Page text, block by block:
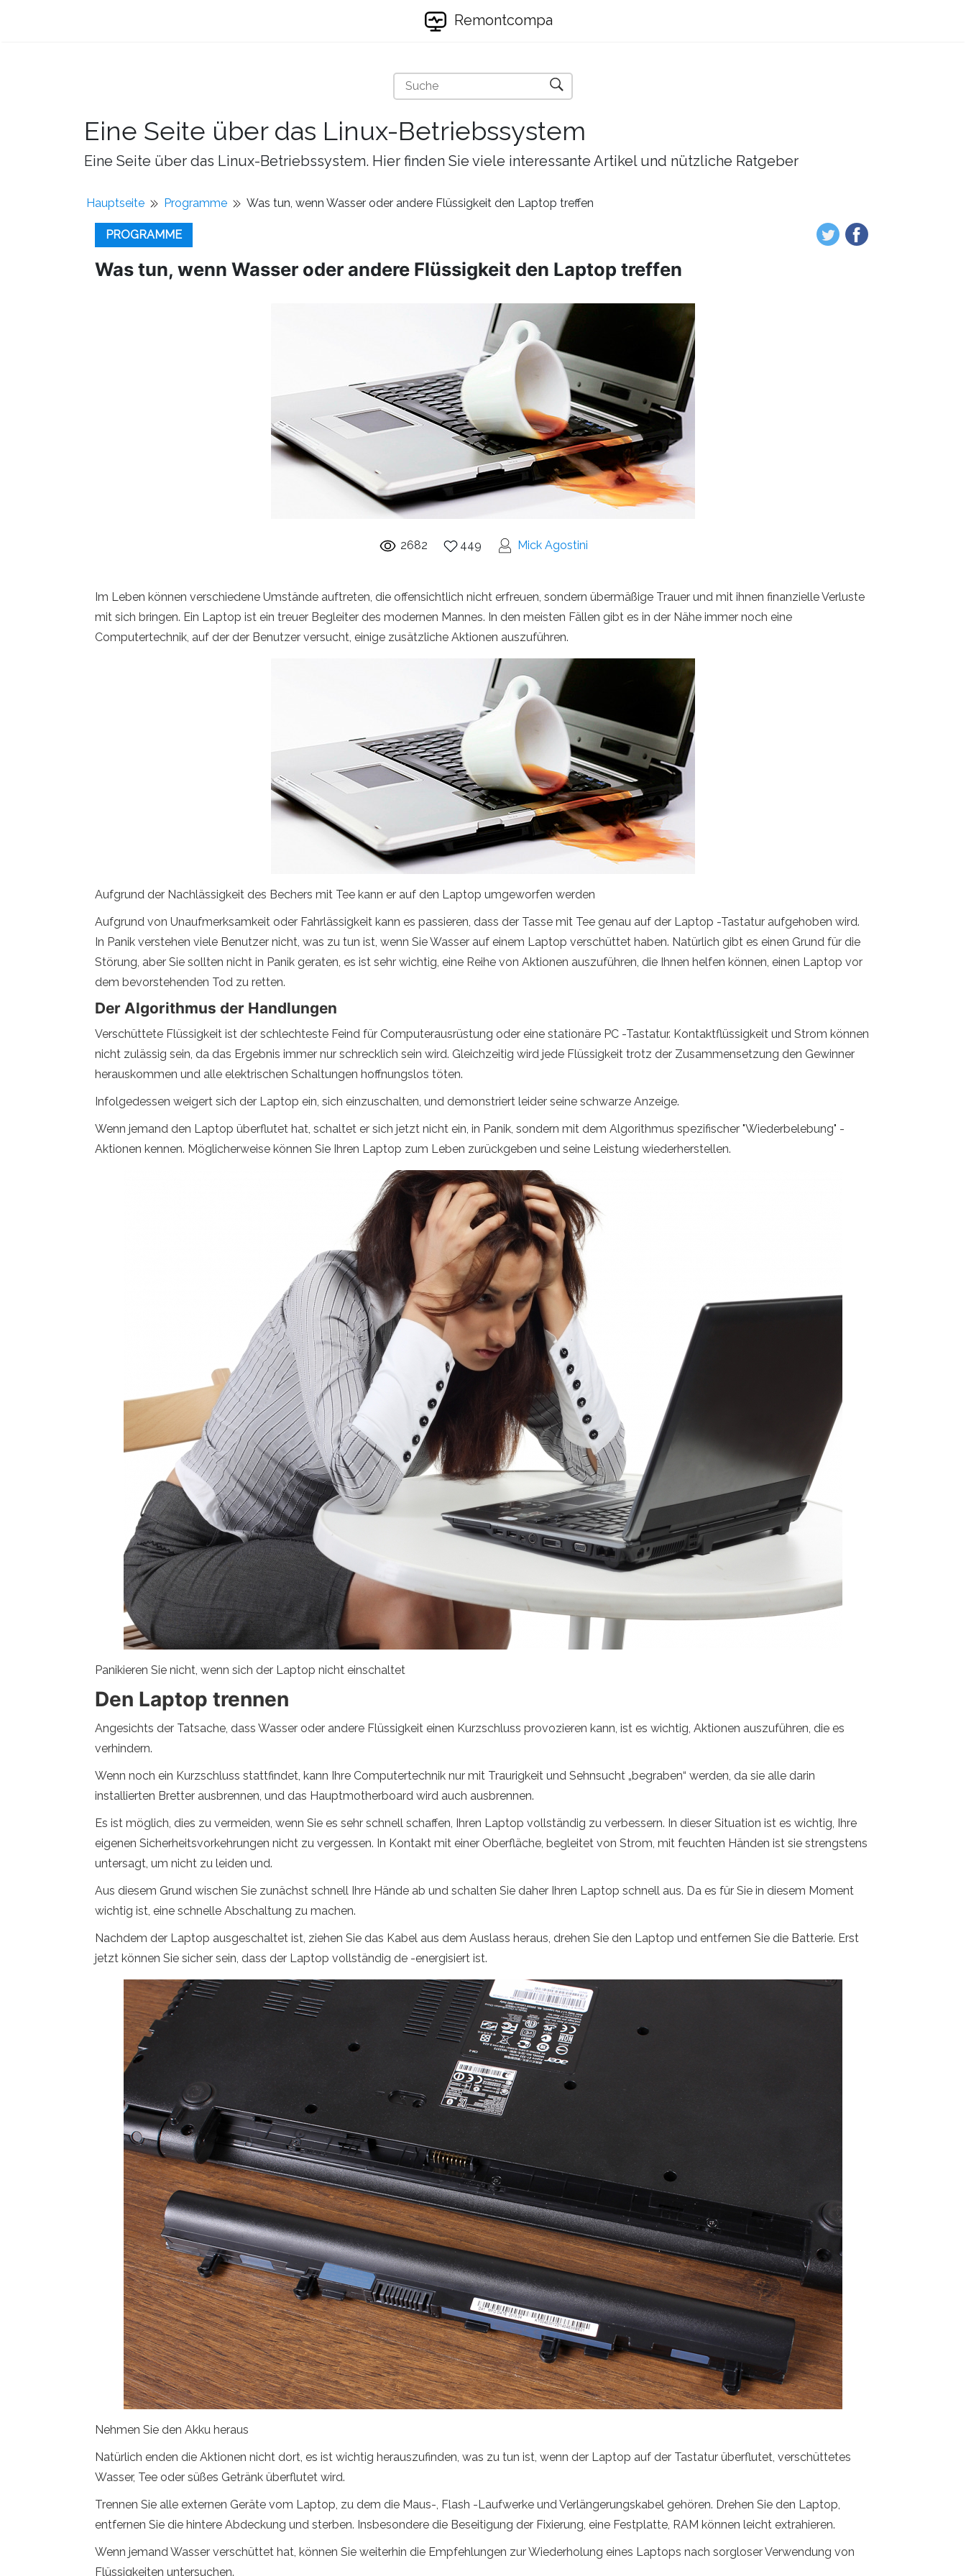
Remontcompa
Eine Seite über das Linux-Betriebssystem
Eine Seite über das Linux-Betriebssystem. Hier finden Sie viele interessante Artikel und nützliche Ratgeber
Hauptseite Programme Was tun, wenn Wasser oder andere Flüssigkeit den Laptop treffen
PROGRAMME
Was tun, wenn Wasser oder andere Flüssigkeit den Laptop treffen
2682 449 Mick Agostini
Im Leben können verschiedene Umstände auftreten, die offensichtlich nicht erfreuen, sondern übermäßige Trauer und mit ihnen finanzielle Verluste
mit sich bringen. Ein Laptop ist ein treuer Begleiter des modernen Mannes. In den meisten Fällen gibt es in der Nähe immer noch eine
Computertechnik, auf der der Benutzer versucht, einige zusätzliche Aktionen auszuführen.
Aufgrund der Nachlässigkeit des Bechers mit Tee kann er auf den Laptop umgeworfen werden
Aufgrund von Unaufmerksamkeit oder Fahrlässigkeit kann es passieren, dass der Tasse mit Tee genau auf der Laptop -Tastatur aufgehoben wird.
In Panik verstehen viele Benutzer nicht, was zu tun ist, wenn Sie Wasser auf einem Laptop verschüttet haben. Natürlich gibt es einen Grund für die
Störung, aber Sie sollten nicht in Panik geraten, es ist sehr wichtig, eine Reihe von Aktionen auszuführen, die Ihnen helfen können, einen Laptop vor
dem bevorstehenden Tod zu retten.
Der Algorithmus der Handlungen
Verschüttete Flüssigkeit ist der schlechteste Feind für Computerausrüstung oder eine stationäre PC -Tastatur. Kontaktflüssigkeit und Strom können
nicht zulässig sein, da das Ergebnis immer nur schrecklich sein wird. Gleichzeitig wird jede Flüssigkeit trotz der Zusammensetzung den Gewinner
herauskommen und alle elektrischen Schaltungen hoffnungslos töten.
Infolgedessen weigert sich der Laptop ein, sich einzuschalten, und demonstriert leider seine schwarze Anzeige.
Wenn jemand den Laptop überflutet hat, schaltet er sich jetzt nicht ein, in Panik, sondern mit dem Algorithmus spezifischer "Wiederbelebung" -
Aktionen kennen. Möglicherweise können Sie Ihren Laptop zum Leben zurückgeben und seine Leistung wiederherstellen.
Panikieren Sie nicht, wenn sich der Laptop nicht einschaltet
Den Laptop trennen
Angesichts der Tatsache, dass Wasser oder andere Flüssigkeit einen Kurzschluss provozieren kann, ist es wichtig, Aktionen auszuführen, die es
verhindern.
Wenn noch ein Kurzschluss stattfindet, kann Ihre Computertechnik nur mit Traurigkeit und Sehnsucht „begraben“ werden, da sie alle darin
installierten Bretter ausbrennen, und das Hauptmotherboard wird auch ausbrennen.
Es ist möglich, dies zu vermeiden, wenn Sie es sehr schnell schaffen, Ihren Laptop vollständig zu verbessern. In dieser Situation ist es wichtig, Ihre
eigenen Sicherheitsvorkehrungen nicht zu vergessen. In Kontakt mit einer Oberfläche, begleitet von Strom, mit feuchten Händen ist sie strengstens
untersagt, um nicht zu leiden und.
Aus diesem Grund wischen Sie zunächst schnell Ihre Hände ab und schalten Sie daher Ihren Laptop schnell aus. Da es für Sie in diesem Moment
wichtig ist, eine schnelle Abschaltung zu machen.
Nachdem der Laptop ausgeschaltet ist, ziehen Sie das Kabel aus dem Auslass heraus, drehen Sie den Laptop und entfernen Sie die Batterie. Erst
jetzt können Sie sicher sein, dass der Laptop vollständig de -energisiert ist.
Nehmen Sie den Akku heraus
Natürlich enden die Aktionen nicht dort, es ist wichtig herauszufinden, was zu tun ist, wenn der Laptop auf der Tastatur überflutet, verschüttetes
Wasser, Tee oder süßes Getränk überflutet wird.
Trennen Sie alle externen Geräte vom Laptop, zu dem die Maus-, Flash -Laufwerke und Verlängerungskabel gehören. Drehen Sie den Laptop,
entfernen Sie die hintere Abdeckung und sterben. Insbesondere die Beseitigung der Fixierung, eine Festplatte, RAM können leicht extrahieren.
Wenn jemand Wasser verschüttet hat, können Sie weiterhin die Empfehlungen zur Wiederholung eines Laptops nach sorgloser Verwendung von
Flüssigkeiten untersuchen.